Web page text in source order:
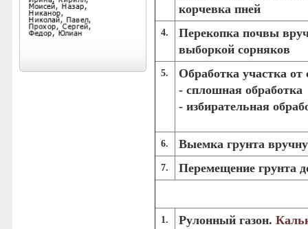
корчевка пней
4.
Перекопка почвы
выборкой сорняков
5.
Обработка участка от
-сплошная обработка
- избирательная
6. Выемка грунта
7. Перемещение грунта
1. Рулонный газон.